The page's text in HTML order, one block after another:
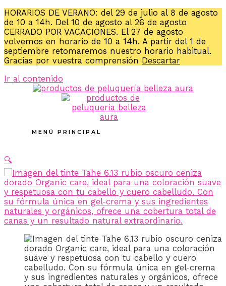
HORARIOS DE VERANO: del 29 de julio al 8 de agosto
de 10 a 14h. Del 10 de agosto al 26 de agosto
CERRADO POR VACACIONES. El 27 de agosto
volvemos en horario de 10 a 14h. A partir del 1 de
septiembre retomaremos nuestro horario habitual.
Gracias por vuestra comprensión Descartar
Ir al contenido
MENÚ PRINCIPAL
🔍